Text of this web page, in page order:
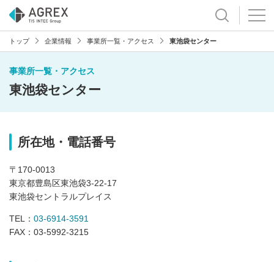
トップ 企業情報 事業所一覧・アクセス 東池袋センター
事業所一覧・アクセス
東池袋センター
所在地・電話番号
〒170-0013
東京都豊島区東池袋3-22-17
東池袋セントラルプレイス
TEL： 03-6914-3591
FAX：03-5992-3215